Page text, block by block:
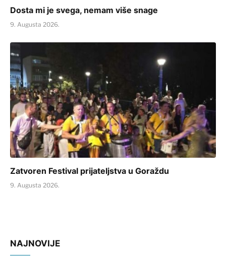
Dosta mi je svega, nemam više snage
9. Augusta 2026.
Zatvoren Festival prijateljstva u Goraždu
9. Augusta 2026.
NAJNOVIJE